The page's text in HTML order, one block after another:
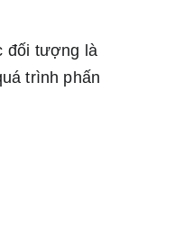
đối tượng là
trình phấn